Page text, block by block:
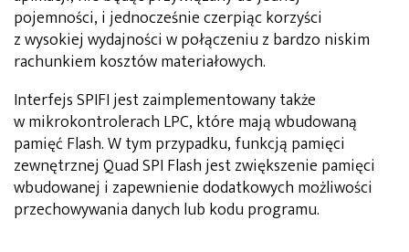
pojemności, i jednocześnie czerpiąc korzyści
z wysokiej wydajności w połączeniu z bardzo niskim
rachunkiem kosztów materiałowych.
Interfejs SPIFI jest zaimplementowany także
w mikrokontrolerach LPC, które mają wbudowaną
pamięć Flash. W tym przypadku, funkcją pamięci
zewnętrznej Quad SPI Flash jest zwiększenie pamięci
wbudowanej i zapewnienie dodatkowych możliwości
przechowywania danych lub kodu programu.